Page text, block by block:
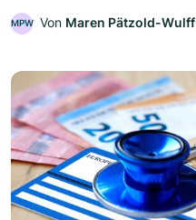
MPW Von Maren Pätzold-Wulff